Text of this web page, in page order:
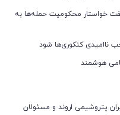
خواستار محکومیت حمله‌ها به
ناامیدی کنکوری‌ها شود
هوشمند
پتروشیمی اروند و مسئولان